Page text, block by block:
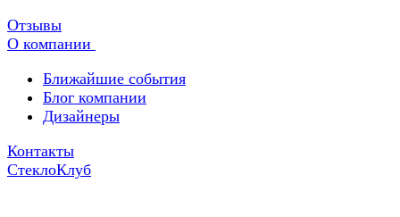
Отзывы
О компании
Ближайшие события
Блог компании
Дизайнеры
Контакты
СтеклоКлуб